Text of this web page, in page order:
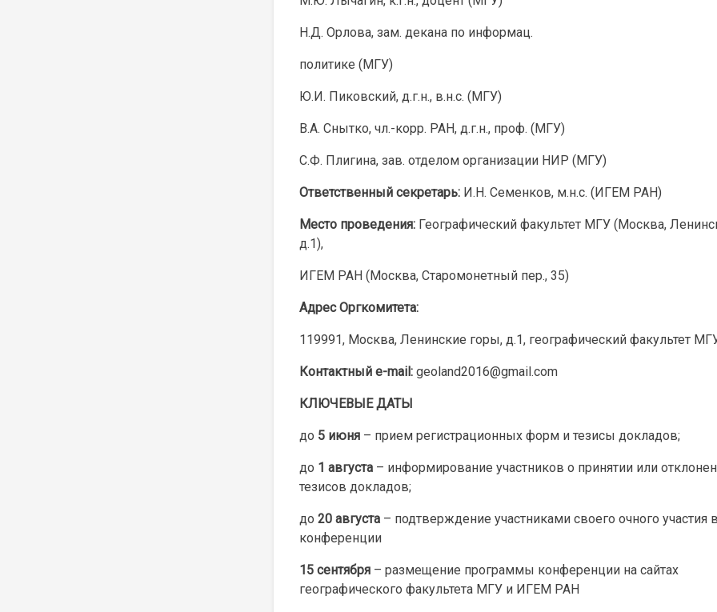
Н.Д. Орлова, зам. декана по информац.
политике (МГУ)
Ю.И. Пиковский, д.г.н., в.н.с. (МГУ)
В.А. Снытко, чл.-корр. РАН, д.г.н., проф. (МГУ)
С.Ф. Плигина, зав. отделом организации НИР (МГУ)
Ответственный секретарь: И.Н. Семенков, м.н.с. (ИГЕМ РАН)
Место проведения: Географический факультет МГУ (Москва,
д.1),
ИГЕМ РАН (Москва, Старомонетный пер., 35)
Адрес Оргкомитета:
119991, Москва, Ленинские горы, д.1, географический факультет
Контактный e-mail: geoland2016@gmail.com
КЛЮЧЕВЫЕ ДАТЫ
до 5 июня – прием регистрационных форм и тезисы докладов;
до 1 августа – информирование участников о принятии или
тезисов докладов;
до 20 августа – подтверждение участниками своего очного участия в
конференции
15 сентября – размещение программы конференции на сайтах
географического факультета МГУ и ИГЕМ РАН